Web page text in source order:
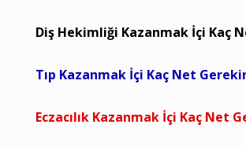
Diş Hekimliği Kazanmak İçi Kaç
Tıp Kazanmak İçi Kaç Net
Eczacılık Kazanmak İçi Kaç Net